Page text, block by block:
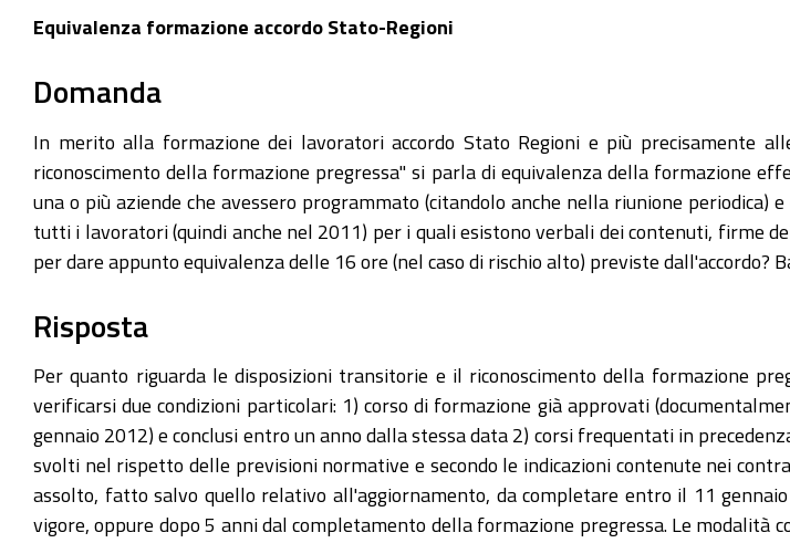
Equivalenza formazione accordo Stato-Regioni
Domanda
In merito alla formazione dei lavoratori accordo Stato Regioni e più precisamente
riconoscimento della formazione pregressa" si parla di equivalenza della formazione
una o più aziende che avessero programmato (citandolo anche nella riunione
tutti i lavoratori (quindi anche nel 2011) per i quali esistono verbali dei contenuti, firme
per dare appunto equivalenza delle 16 ore (nel caso di rischio alto) previste dall'accordo?
Risposta
Per quanto riguarda le disposizioni transitorie e il riconoscimento della formazione
verificarsi due condizioni particolari: 1) corso di formazione già approvati
gennaio 2012) e conclusi entro un anno dalla stessa data 2) corsi frequentati in
svolti nel rispetto delle previsioni normative e secondo le indicazioni contenute nei
assolto, fatto salvo quello relativo all'aggiornamento, da completare entro il 11
vigore, oppure dopo 5 anni dal completamento della formazione pregressa. Le